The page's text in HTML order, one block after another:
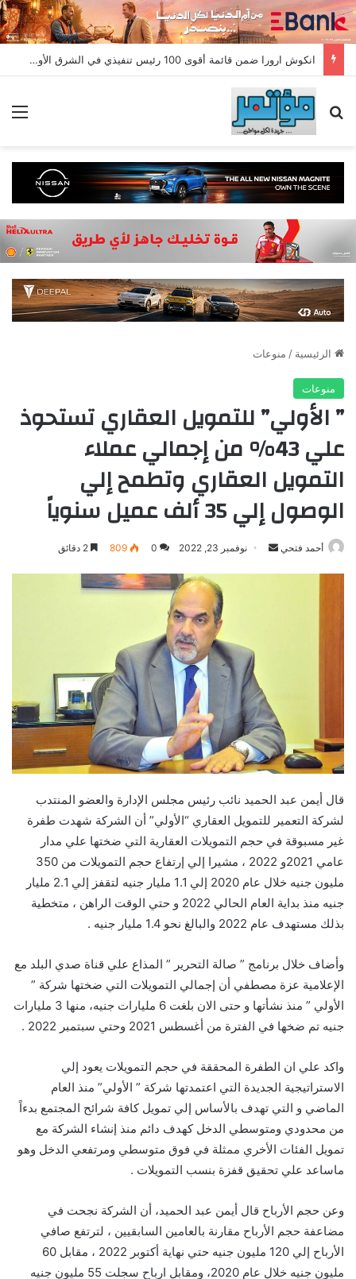
انكوش ارورا ضمن قائمة أقوى 100 رئيس تنفيذي في الشرق الأوسط لعام 2026 في قائمة فوربس الشرق الأوسط”
بحث عن
الرئيسية / منوعات
منوعات
” الأولي” للتمويل العقاري تستحوذ
علي 43% من إجمالي عملاء
التمويل العقاري وتطمح إلي
الوصول إلي 35 ألف عميل سنوياً
أحمد فتحي
أرسل نوفمبر 23, 2022 0
809
قال أيمن عبد الحميد نائب رئيس مجلس الإدارة والعضو المنتدب
لشركة التعمير للتمويل العقاري “الأولي” أن الشركة شهدت طفرة
غير مسبوقة في حجم التمويلات العقارية التي ضختها علي مدار
عامي 2021و 2022 ، مشيرا إلي إرتفاع حجم التمويلات من 350
مليون جنيه خلال عام 2020 إلي 1.1 مليار جنيه لتقفز إلي 2.1 مليار
جنيه منذ بداية العام الحالي 2022 و حتي الوقت الراهن ، متخطية
بذلك مستهدف عام 2022 والبالغ نحو 1.4 مليار جنيه .
وأضاف خلال برنامج ” صالة التحرير ” المذاع علي قناة صدي البلد مع
الإعلامية عزة مصطفي أن إجمالي التمويلات التي ضختها شركة ”
الأولي ” منذ نشأتها و حتى الان بلغت 6 مليارات جنيه، منها 3 مليارات
جنيه تم ضخها في الفترة من أغسطس 2021 وحتي سبتمبر 2022 .
واكد علي ان الطفرة المحققة في حجم التمويلات يعود إلي
الاستراتيجية الجديدة التي اعتمدتها شركة ” الأولي” منذ العام
الماضي و التي تهدف بالأساس إلي تمويل كافة شرائح المجتمع بدءاً
من محدودي ومتوسطي الدخل كهدف دائم منذ إنشاء الشركة مع
تمويل الفئات الأخري ممثلة في فوق متوسطي ومرتفعي الدخل وهو
ماساعد علي تحقيق قفزة بنسب التمويلات .
وعن حجم الأرباح قال أيمن عبد الحميد، أن الشركة نجحت في
مضاعفة حجم الأرباح مقارنة بالعامين السابقيين ، لترتفع صافي
الأرباح إلي 120 مليون جنيه حتي نهاية أكتوبر 2022 ، مقابل 60
مليون جنيه خلال عام 2020، ومقابل ارباح سجلت 55 مليون جنيه